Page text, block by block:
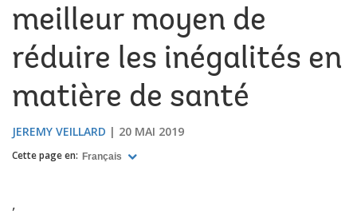
meilleur moyen de
réduire les inégalités en
matière de santé
JEREMY VEILLARD 20 MAI 2019
Cette page en: Français
,